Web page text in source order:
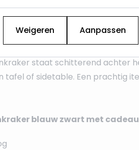
een hoogte van38 centimeter
diep.
staat schitterend achter
tafel of sidetable. Een prachtig
blauw zwart met
Weigeren Aanpassen